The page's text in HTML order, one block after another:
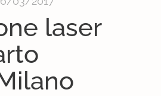
laser